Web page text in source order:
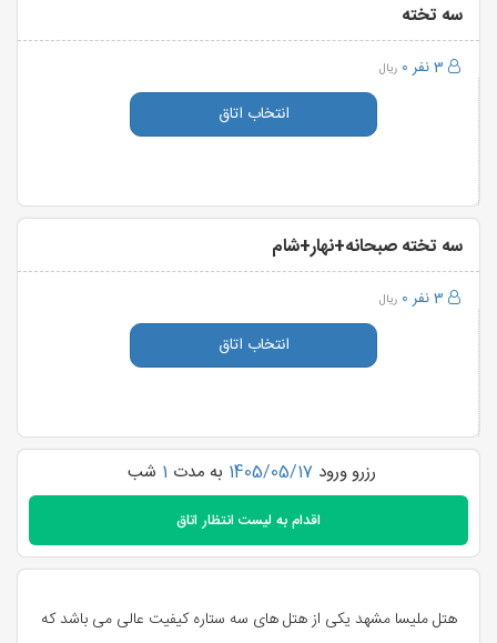
سه تخته
3 نفر 0 ریال
انتخاب اتاق
سه تخته صبحانه+نهار+شام
3 نفر 0 ریال
انتخاب اتاق
رزرو ورود 1405/05/17 به مدت 1 شب
اقدام به لیست انتظار اتاق
هتل ملیسا مشهد یکی از هتل های سه ستاره کیفیت عالی می باشد که